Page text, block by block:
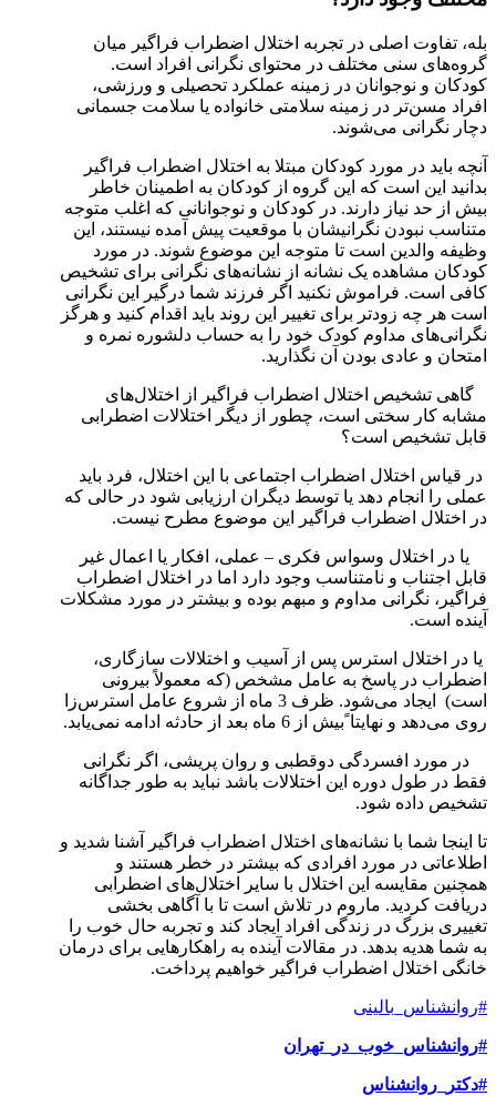
بله، تفاوت اصلی در تجربه اختلال اضطراب فراگیر میان
گروه‌های سنی مختلف در محتوای نگرانی افراد است.
کودکان و نوجوانان در زمینه عملکرد تحصیلی و ورزشی،
افراد مسن‌تر در زمینه سلامتی خانواده یا سلامت جسمانی
دچار نگرانی می‌شوند.
آنچه باید در مورد کودکان مبتلا به اختلال اضطراب فراگیر
بدانید این است که این گروه از کودکان به اطمینان خاطر
بیش از حد نیاز دارند. در کودکان و نوجوانانی که اغلب متوجه
متناسب نبودن نگرانیشان با موقعیت پیش آمده نیستند، این
وظیفه والدین است تا متوجه این موضوع شوند. در مورد
کودکان مشاهده یک نشانه از نشانه‌های نگرانی برای تشخیص
کافی است. فراموش نکنید اگر فرزند شما درگیر این نگرانی
است هر چه زودتر برای تغییر این روند باید اقدام کنید و هرگز
نگرانی‌های مداوم کودک خود را به حساب دلشوره نمره و
امتحان و عادی بودن آن نگذارید.
گاهی تشخیص اختلال اضطراب فراگیر از اختلال‌های
مشابه کار سختی است، چطور از دیگر اختلالات اضطرابی
قابل تشخیص است؟
در قیاس اختلال اضطراب اجتماعی با این اختلال، فرد باید
عملی را انجام دهد یا توسط دیگران ارزیابی شود در حالی که
در اختلال اضطراب فراگیر این موضوع مطرح نیست.
یا در اختلال وسواس فکری – عملی، افکار یا اعمال غیر
قابل اجتناب و نامتناسب وجود دارد اما در اختلال اضطراب
فراگیر، نگرانی مداوم و مبهم بوده و بیشتر در مورد مشکلات
آینده است.
یا در اختلال استرس پس از آسیب و اختلالات سازگاری،
اضطراب در پاسخ به عامل مشخص (که معمولاً بیرونی
است) ایجاد می‌شود. ظرف 3 ماه از شروع عامل استرس‌زا
روی می‌دهد و نهایتا ًبیش از 6 ماه بعد از حادثه ادامه نمی‌یابد.
در مورد افسردگی دوقطبی و روان پریشی، اگر نگرانی
فقط در طول دوره این اختلالات باشد نباید به طور جداگانه
تشخیص داده شود.
تا اینجا شما با نشانه‌های اختلال اضطراب فراگیر آشنا شدید و
اطلاعاتی در مورد افرادی که بیشتر در خطر هستند و
همچنین مقایسه این اختلال با سایر اختلال‌های اضطرابی
دریافت کردید. ماروم در تلاش است تا با آگاهی بخشی
تغییری بزرگ در زندگی افراد ایجاد کند و تجربه حال خوب را
به شما هدیه بدهد. در مقالات آینده به راهکارهایی برای درمان
خانگی اختلال اضطراب فراگیر خواهیم پرداخت.
#روانشناس_بالینی
#روانشناس_خوب_در_تهران
#دکتر_روانشناس